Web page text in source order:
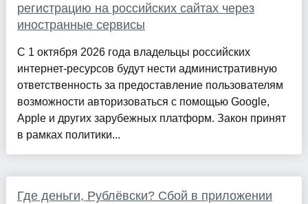
регистрацию на российских сайтах через
иностранные сервисы
С 1 октября 2026 года владельцы российских
интернет-ресурсов будут нести административную
ответственность за предоставление пользователям
возможности авторизоваться с помощью Google,
Apple и других зарубежных платформ. Закон принят
в рамках политики...
Где деньги, Рублёвски? Сбой в приложении